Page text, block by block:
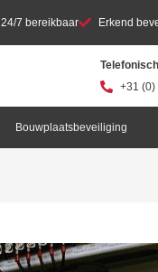
24/7 bereikbaar Erkend
+31 (0)
Bouwplaatsbeveiliging